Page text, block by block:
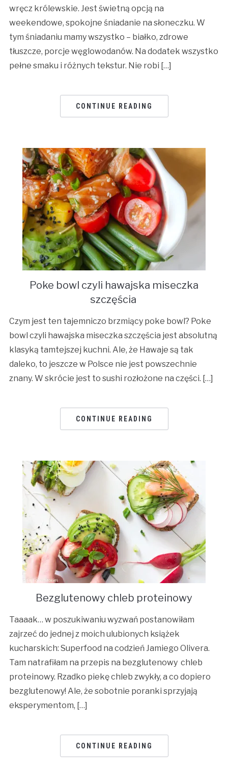
wręcz królewskie. Jest świetną opcją na
weekendowe, spokojne śniadanie na słoneczku. W
tym śniadaniu mamy wszystko – białko, zdrowe
tłuszcze, porcje węglowodanów. Na dodatek wszystko
pełne smaku i różnych tekstur. Nie robi […]
CONTINUE READING
Poke bowl czyli hawajska miseczka
szczęścia
Czym jest ten tajemniczo brzmiący poke bowl? Poke
bowl czyli hawajska miseczka szczęścia jest absolutną
klasyką tamtejszej kuchni. Ale, że Hawaje są tak
daleko, to jeszcze w Polsce nie jest powszechnie
znany. W skrócie jest to sushi rozłożone na części. […]
CONTINUE READING
Bezglutenowy chleb proteinowy
Taaaak… w poszukiwaniu wyzwań postanowiłam
zajrzeć do jednej z moich ulubionych książek
kucharskich: Superfood na codzień Jamiego Olivera.
Tam natrafiłam na przepis na bezglutenowy chleb
proteinowy. Rzadko piekę chleb zwykły, a co dopiero
bezglutenowy! Ale, że sobotnie poranki sprzyjają
eksperymentom, […]
CONTINUE READING